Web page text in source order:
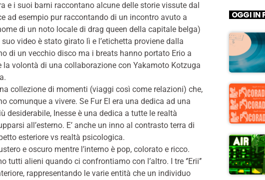
e i suoi barni raccontano alcune delle storie vissute dal
ad esempio pur raccontando di un incontro avuto a
di un noto locale di drag queen della capitale belga)
video è stato girato lì e l’etichetta proviene dalla
di un vecchio disco ma i breats hanno portato Erio a
volontà di una collaborazione con Yakamoto Kotzuga
collezione di momenti (viaggi così come relazioni) che,
comunque a vivere. Se Fur El era una dedica ad una
desiderabile, Inesse è una dedica a tutte le realtà
all’esterno. E’ anche un inno al contrasto terra di
esteriore vs realtà psicologica.
e oscuro mentre l’interno è pop, colorato e ricco.
alieni quando ci confrontiamo con l’altro. I tre ‘’Erii’’
rappresentando le varie entità che un individuo
OGGI IN